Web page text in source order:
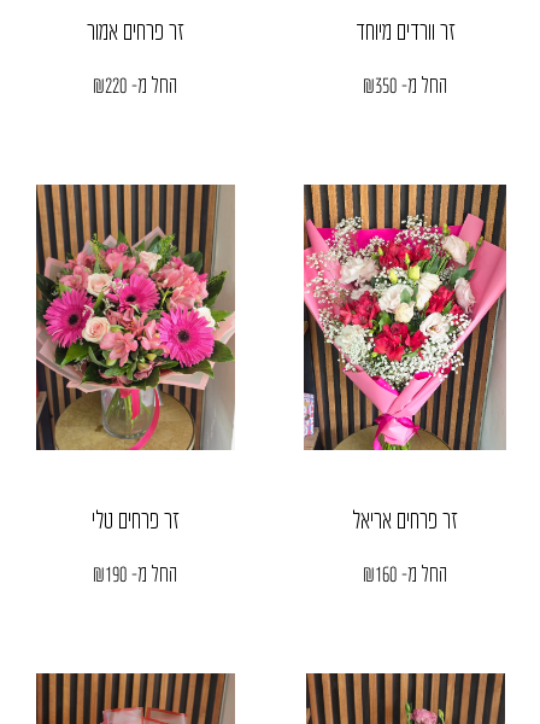
זר וורדים מיוחד
החל מ- ₪350
זר פרחים אמור
החל מ- ₪220
זר פרחים אריאל
החל מ- ₪160
זר פרחים טלי
החל מ- ₪190